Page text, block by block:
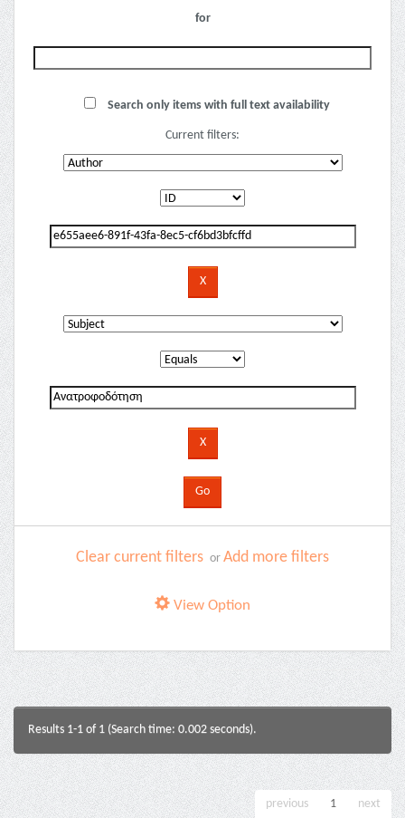
for
Search only items with full text availability
Current filters:
Clear current filters or Add more filters
View Option
Results 1-1 of 1 (Search time: 0.002 seconds).
previous 1 next